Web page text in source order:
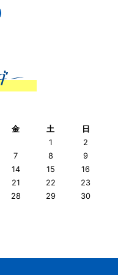
金 土 日
1
2
7 8
9
14 15
16
21 22
23
28 29
30